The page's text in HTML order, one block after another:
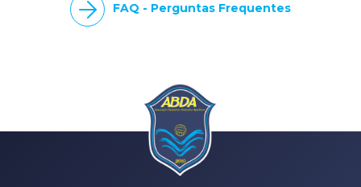
FAQ - Perguntas Frequentes